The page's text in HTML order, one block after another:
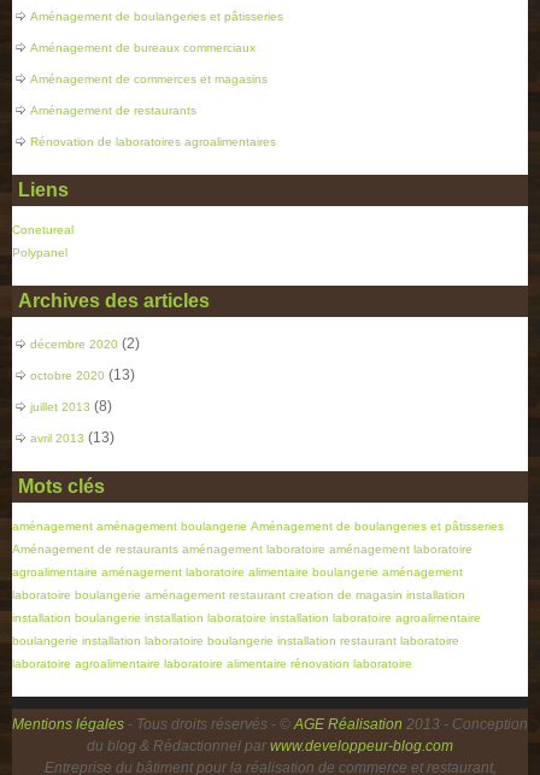
Aménagement de boulangeries et pâtisseries
Aménagement de bureaux commerciaux
Aménagement de commerces et magasins
Aménagement de restaurants
Rénovation de laboratoires agroalimentaires
Liens
Conetureal
Polypanel
Archives des articles
décembre 2020 (2)
octobre 2020 (13)
juillet 2013 (8)
avril 2013 (13)
Mots clés
aménagement aménagement boulangerie Aménagement de boulangeries et pâtisseries
Aménagement de restaurants aménagement laboratoire aménagement laboratoire
agroalimentaire aménagement laboratoire alimentaire boulangerie aménagement
laboratoire boulangerie aménagement restaurant creation de magasin installation
installation boulangerie installation laboratoire installation laboratoire agroalimentaire
boulangerie installation laboratoire boulangerie installation restaurant laboratoire
laboratoire agroalimentaire laboratoire alimentaire rénovation laboratoire
Mentions légales - Tous droits réservés - ©AGE Réalisation 2013 - Conception
du blog & Rédactionnel par www.developpeur-blog.com
Entreprise du bâtiment pour la réalisation de commerce et restaurant,